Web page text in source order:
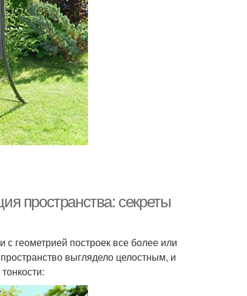
пространства: секреты
геометрией построек все более или
выглядело целостным, и